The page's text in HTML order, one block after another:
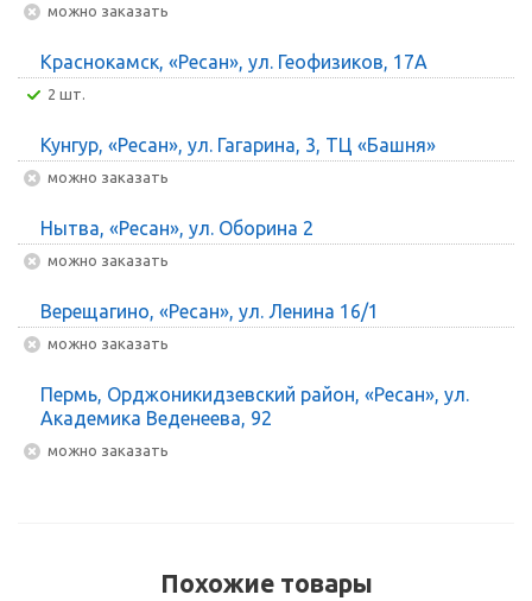
Можно заказать
Краснокамск, «Ресан», ул. Геофизиков, 17А
2 шт.
Кунгур, «Ресан», ул. Гагарина, 3, ТЦ «Башня»
Можно заказать
Нытва, «Ресан», ул. Оборина 2
Можно заказать
Верещагино, «Ресан», ул. Ленина 16/1
Можно заказать
Пермь, Орджоникидзевский район, «Ресан», ул.
Академика Веденеева, 92
Можно заказать
Похожие товары